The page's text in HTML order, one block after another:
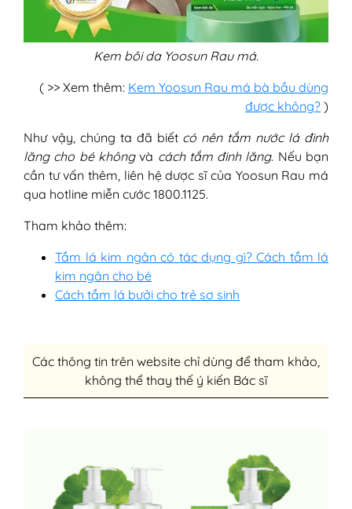
Kem bôi da Yoosun Rau má.
( >> Xem thêm: Kem Yoosun Rau má bà bầu dùng
được không? )
Như vậy, chúng ta đã biết có nên tắm nước lá đinh
lăng cho bé khôngvà cách tắm đinh lăng. Nếu bạn
cần tư vấn thêm, liên hệ dược sĩ của Yoosun Rau má
qua hotline miễn cước 1800.1125.
Tham khảo thêm:
Tắm lá kim ngân có tác dụng gì? Cách tắm lá
kim ngân cho bé
Cách tắm lá bưởi cho trẻ sơ sinh
Các thông tin trên website chỉ dùng để tham khảo,
không thể thay thế ý kiến Bác sĩ